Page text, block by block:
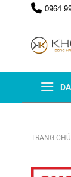
TRANG CHỦ